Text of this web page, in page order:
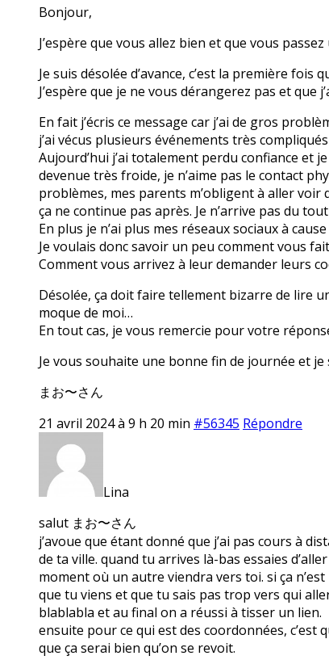
Bonjour,
J’espère que vous allez bien et que vous
Je suis désolée d’avance, c’est la première
J’espère que je ne vous dérangerez pas et que
En fait j’écris ce message car j’ai de gros
j’ai vécus plusieurs événements très
Aujourd’hui j’ai totalement perdu confiance et
devenue très froide, je n’aime pas le contact
problèmes, mes parents m’obligent à aller voir
ça ne continue pas après. Je n’arrive pas du
En plus je n’ai plus mes réseaux sociaux à
Je voulais donc savoir un peu comment vous
Comment vous arrivez à leur demander leurs
Désolée, ça doit faire tellement bizarre de lire
moque de moi…
En tout cas, je vous remercie pour votre
Je vous souhaite une bonne fin de journée et
まお〜さん
21 avril 2024 à 9 h 20 min #56345 Répondre
Lina
salut まお〜さん
j’avoue que étant donné que j’ai pas cours à
de ta ville. quand tu arrives là-bas essaies
moment où un autre viendra vers toi. si ça
que tu viens et que tu sais pas trop vers qui
blablabla et au final on a réussi à tisser un lien.
ensuite pour ce qui est des coordonnées, c’est
que ça serai bien qu’on se revoit.